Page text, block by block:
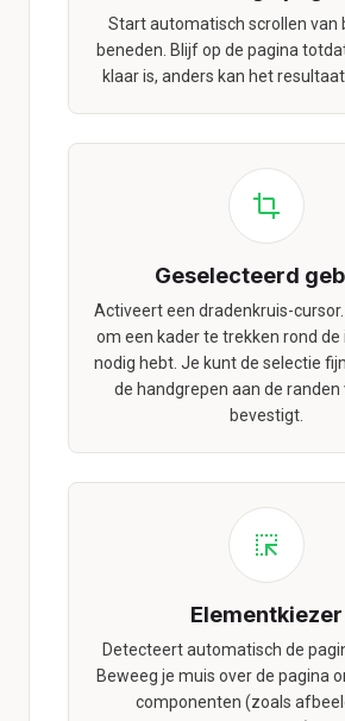
Start automatisch scrollen van
beneden. Blijf op de pagina
klaar is, anders kan het
Geselecteerd
Activeert een dradenkruis-cursor.
om een kader te trekken rond de
nodig hebt. Je kunt de selectie
de handgrepen aan de randen
bevestigt.
Elementkiezer
Detecteert automatisch de
Beweeg je muis over de pagina
componenten (zoals